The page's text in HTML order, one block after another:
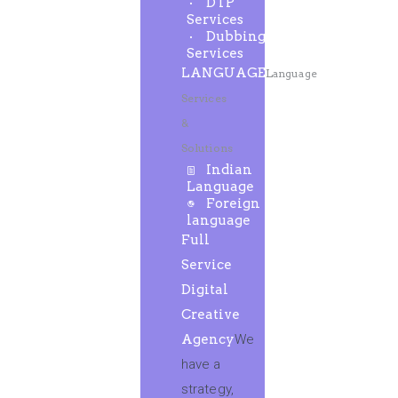
Services
Dubbing
Services
LANGUAGELanguage
Services
&
Solutions
Indian
Language
Foreign
language
Full
Service
Digital
Creative
AgencyWe
have a
strategy,